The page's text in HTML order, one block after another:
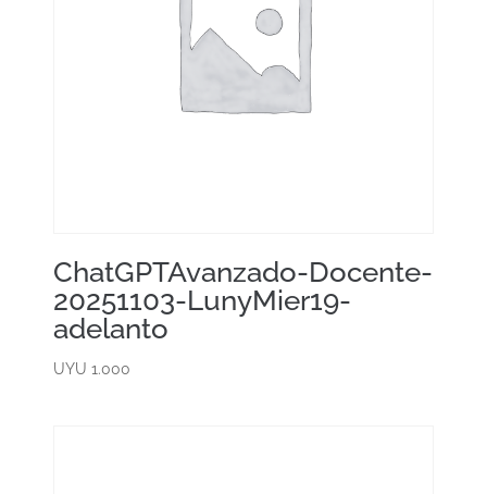
ChatGPTAvanzado-Docente-
20251103-LunyMier19-
adelanto
UYU 1.000